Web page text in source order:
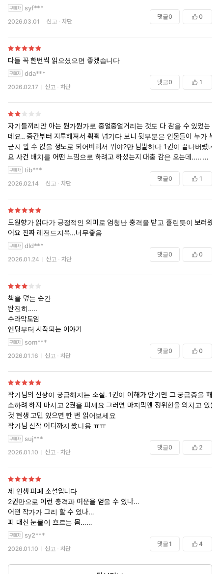
공이 ㅈㄴ 굴러서 그건 좋았는데 내 취향은 한 명은 상식인인게 좋은듯...
syf***
2026.03.01 신고 차단
댓글0 0
다들 꼭 한번씩 읽으셨으면 좋겠습니다
dda***
2026.02.17 신고 차단
댓글0 1
자기들끼리만 아는 뭔가뭔가로 중얼중얼거리는 것도 다 참을 수 있었는
데요.. 중간부터 지루해져서 휙휙 넘기다 보니 뒷부분은 인물들이 누가 누
군지 알 수 없을 정도로 되어버려서 뭐야?만 남발하다 1권이 끝나버렸네
요 사건 배치를 어떤 느낌으로 하려고 하셨는지 대충 감은 오는데..... 그
러기엔 다음권으로 가기까지가 좀 지칩니다ㅠ 의식의 흐름을 읽는 느낌
이에요... 2권은 좀 다른가싶어서 깠는데 2권도 비슷하네요 휴...... 글을
못 쓰시는 건 아닌데 괜히 샀다는 생각이 드는 게 너무 아쉬워요........ 리
뷰보니까 다른 시리즈?의 스핀오프인 거 같은데 하.... 그냥 후회만 됩니
다 스토리 관련 리뷰를 하자면 그냥 둘이 좀 대화를 하면 안되나? 싶고..
답답 분량이 짧은 만큼 스토리적으로는 기대를 하진 않았지만 진짜로 둘
이서 속으로 화내는 것만 보다가 끝난 거 같아요
tib***
2026.02.14 신고 차단
댓글0 1
도원향가 읽다가 긍정적인 의미로 엄청난 충격을 받고 홀린듯이 보러왔
어요 진짜 레전드지옥…너무좋음
dld***
2026.01.24 신고 차단
댓글0 0
책을 덮는 순간
완전히.....
수라악도임
엔딩부터 시작되는 이야기
som***
2026.01.16 신고 차단
댓글0 0
작가님의 신상이 궁금해지는 소설. 1권이 이해가 안가면 그 궁금증을 해
소하려 하지 마시고 2권을 피세요 그러면 마지막엔 정위현을 외치고 있을
것 현생 고민 있으면 한 번 읽어보세요
작가님 신작 어디까지 왔나용 ㅠㅠ
suj***
2026.01.10 신고 차단
댓글0 2
제 인생 피폐 소설입니다
2권만으로 이런 충격과 여운을 얻을 수 있나…
어떤 작가가 그리 할 수 있나…
피 대신 눈물이 흐르는 몸…
눈물 대신 피가 흐르는 눈…
작가님, 건강하세요
sy2***
2026.01.10 신고 차단
댓글 1 4